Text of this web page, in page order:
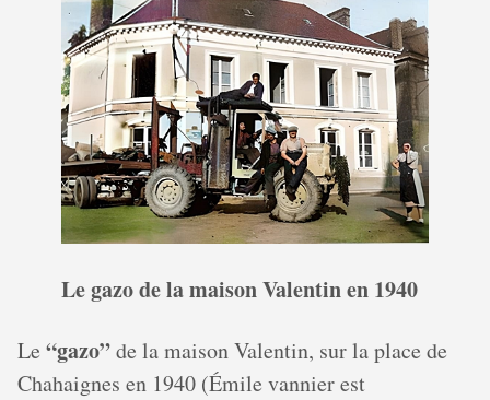
Le gazo de la maison Valentin en 1940
Le “gazo”de la maison Valentin, sur la place de
Chahaignes en 1940 (Émile vannier est